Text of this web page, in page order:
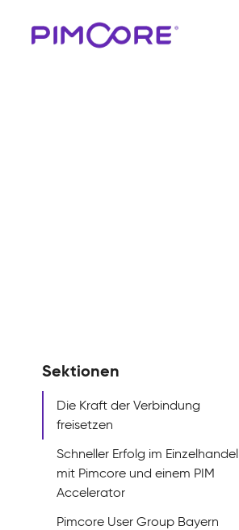
Sektionen
Die Kraft der Verbindung
freisetzen
Schneller Erfolg im Einzelhandel
mit Pimcore und einem PIM
Accelerator
Pimcore User Group Bayern